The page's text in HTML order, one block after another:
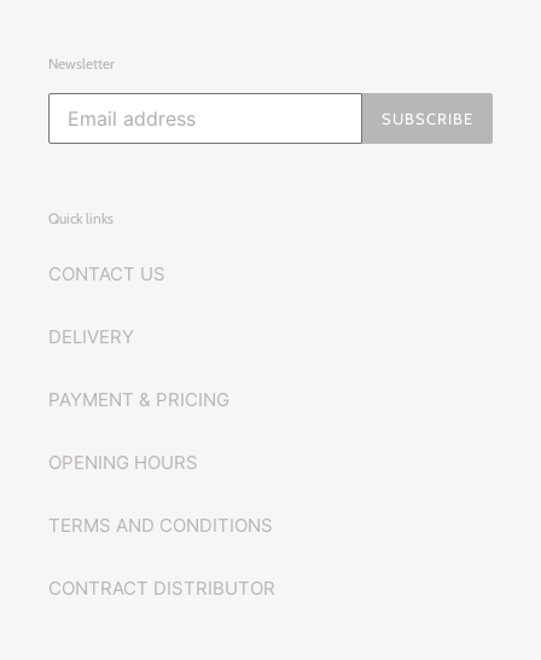
Newsletter
SUBSCRIBE
Quick links
CONTACT US
DELIVERY
PAYMENT & PRICING
OPENING HOURS
TERMS AND CONDITIONS
CONTRACT DISTRIBUTOR